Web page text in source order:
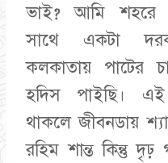
ভাই? আমি শহরে
সাথে একটা
কলকাতায় পাটের
হদিস পাইছি।
থাকলে জীবনডায়
​রহিম শান্ত কিন্তু